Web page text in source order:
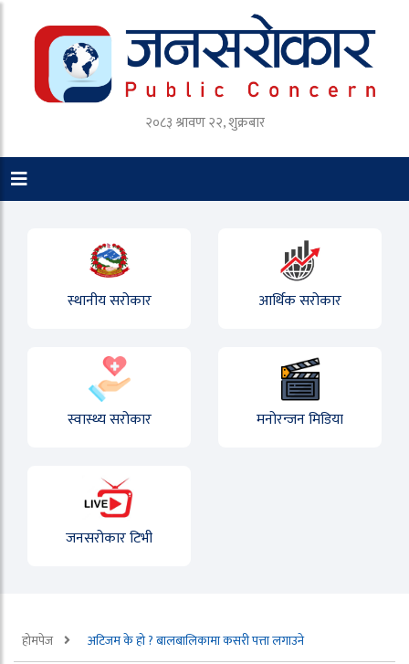
२०८३ श्रावण २२, शुक्रबार
स्थानीय सरोकार आर्थिक सरोकार
स्वास्थ्य सरोकार मनोरन्जन मिडिया
जनसरोकार टिभी
होमपेज अटिजम के हो ? बालबालिकामा कसरी पत्ता लगाउने